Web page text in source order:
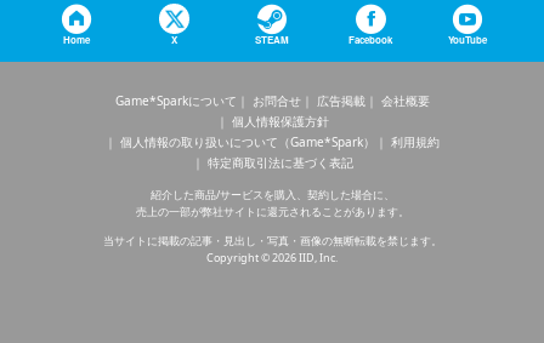
Home X STEAM Facebook YouTube
Game*Sparkについて お問合せ 広告掲載
会社概要
個人情報保護方針
個人情報の取り扱いについて（Game*Spark）
利用規約
特定商取引法に基づく表記
紹介した商品/サービスを購入、契約した場合に、
売上の一部が弊社サイトに還元されることがあります。
当サイトに掲載の記事・見出し・写真・画像の無断転載を禁じます。
Copyright © 2026 IID, Inc.